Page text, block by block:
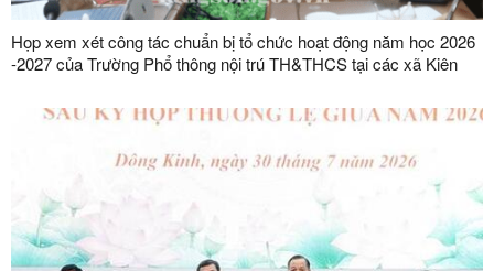
Họp xem xét công tác chuẩn bị tổ chức hoạt động năm học 2026
-2027 của Trường Phổ thông nội trú TH&THCS tại các xã Kiên